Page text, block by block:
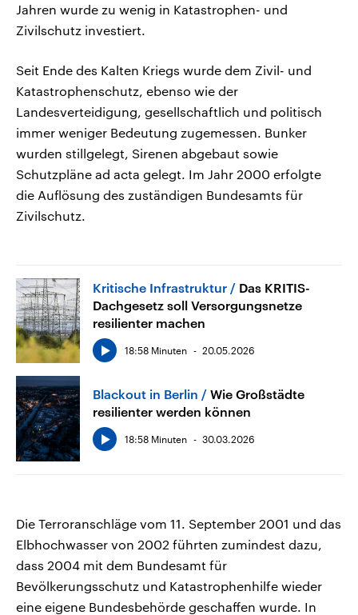
Jahren wurde zu wenig in Katastrophen- und
Zivilschutz investiert.
Seit Ende des Kalten Kriegs wurde dem Zivil- und
Katastrophenschutz, ebenso wie der
Landesverteidigung, gesellschaftlich und politisch
immer weniger Bedeutung zugemessen. Bunker
wurden stillgelegt, Sirenen abgebaut sowie
Schutzpläne ad acta gelegt. Im Jahr 2000 erfolgte
die Auflösung des zuständigen Bundesamts für
Zivilschutz.
Kritische Infrastruktur
Das KRITIS-
Dachgesetz soll Versorgungsnetze
resilienter machen
18:58 Minuten 20.05.2026
Blackout in Berlin
Wie Großstädte
resilienter werden können
18:58 Minuten 30.03.2026
Die Terroranschläge vom 11. September 2001 und das
Elbhochwasser von 2002 führten zumindest dazu,
dass 2004 mit dem Bundesamt für
Bevölkerungsschutz und Katastrophenhilfe wieder
eine eigene Bundesbehörde geschaffen wurde. In